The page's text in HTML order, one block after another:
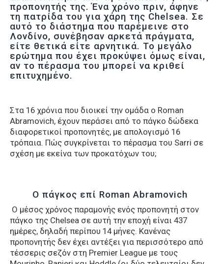
προπονητής της. Ένα χρόνο πριν, άφηνε
τη πατρίδα του για χάρη της Chelsea. Σε
αυτό το διάστημα που παρέμεινε στο
Λονδίνο, συνέβησαν αρκετά πράγματα,
είτε θετικά είτε αρνητικά. Το μεγάλο
ερώτημα που έχει προκύψει όμως είναι,
αν το πέρασμα του μπορεί να κριθεί
επιτυχημένο.
Στα 16 χρόνια που διοικεί την ομάδα ο Roman
Abramovich, έχουν περάσει από το πάγκο δώδεκα
διαφορετικοί προπονητές, με απολογισμό 16
τρόπαια. Πώς συγκρίνεται το πέρασμα του Sarri σε
σχέση με εκείνα των προκατόχων του;
Ο πάγκος επί Roman Abramovich
Ο μέσος χρόνος παραμονής ενός προπονητή στον
πάγκο της Chelsea σε αυτή την εποχή είναι 437
ημέρες, δηλαδή περίπου 14 μήνες. Κανένας
προπονητής δεν έχει αντέξει για περισσότερο από
τέσσερις σεζόν στη Premier League με τους